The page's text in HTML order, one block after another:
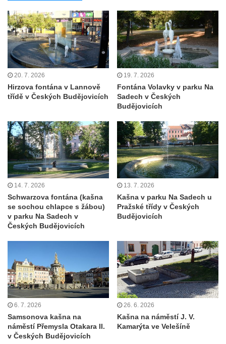
lázní v Teplicích
Kašna na Laubeho náměstí u Císařských
lázní v Teplicích
Porcelánová kašna na křižovatce u
Krušnohorského divadla v Teplicích
Porcelánová fontána v areálu Českého
Kašna v parku před kostelem
Neposkvrněného početí Panny Marie v
Dubí
Kašna na nádvoří Tereziných lázní v Dubí
Kašna u Nerudovy studánky v Běhánkách
Vodní kaskáda pod schodištěm u jižní
terasní zdí v zámeckém parku v
Libochovicích
Kašna v zámeckém parku v Libochovicích
Kašna na severním nádvoří zámku v
Libochovicích
Kašna na Mírovém náměstí u kostela
svatého Václava v Budyni nad Ohří
Kašna na Říhovo náměstí v Budyni nad
20. 7. 2026
Hirzova fontána v Lannově
třídě v Českých Budějovicích
19. 7. 2026
Fontána Volavky v parku Na
Sadech v Českých
Budějovicích
14. 7. 2026
Schwarzova fontána (kašna
se sochou chlapce s žábou)
v parku Na Sadech v
Českých Budějovicích
13. 7. 2026
Kašna v parku Na Sadech u
Pražské třídy v Českých
Budějovicích
6. 7. 2026
Samsonova kašna na
náměstí Přemysla Otakara II.
v Českých Budějovicích
26. 6. 2026
Kašna na náměstí J. V.
Kamarýta ve Velešíně